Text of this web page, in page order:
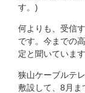
す。)
何よりも、受信
です。今までの
定と聞いています
狭山ケーブルテ
敷設して、8月